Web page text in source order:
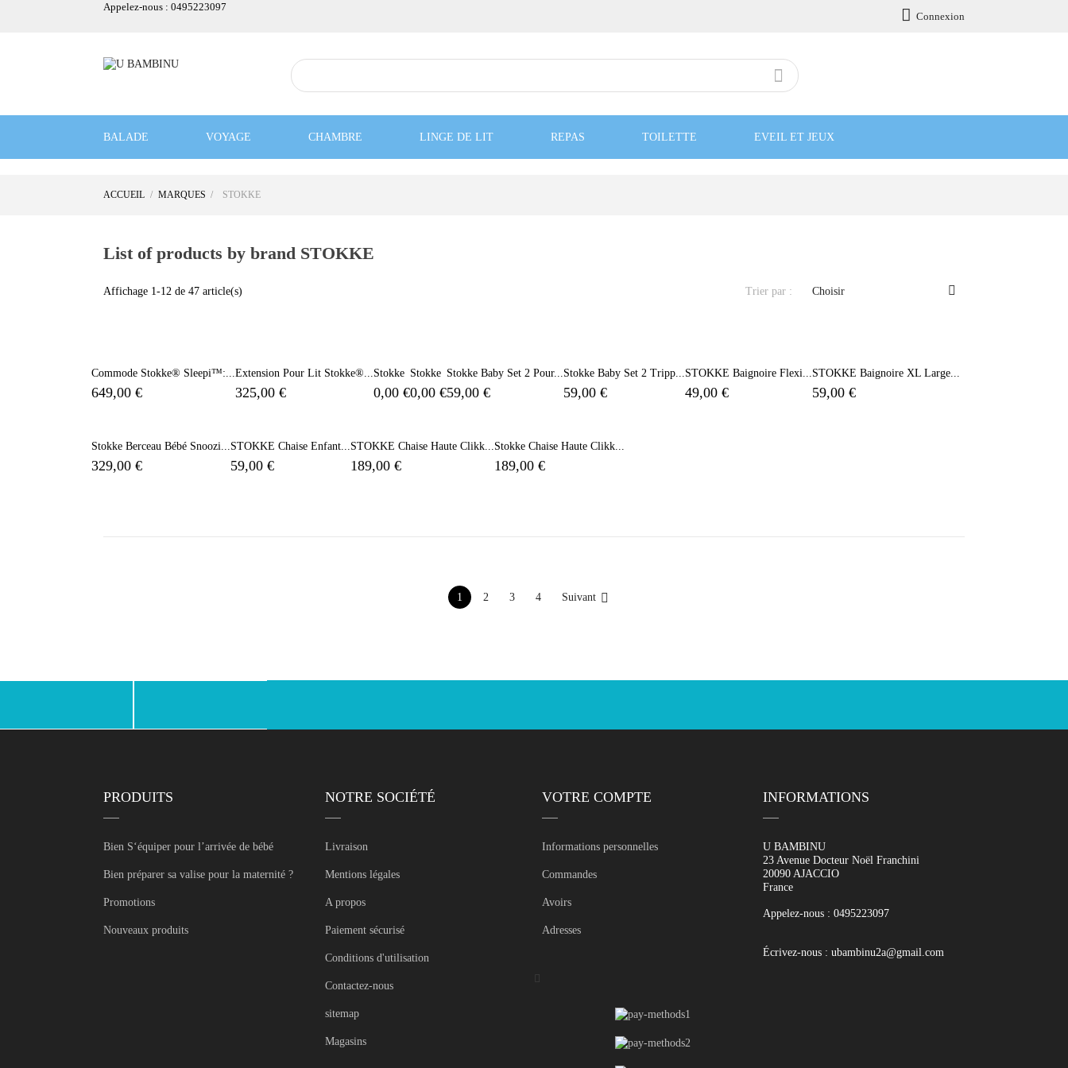
Appelez-nous : 0495223097  Connexion

BALADE VOYAGE CHAMBRE LINGE DE LIT REPAS TOILETTE EVEIL ET JEUX
ACCUEIL MARQUES STOKKE
List of products by brand STOKKE
Affichage 1-12 de 47 article(s) Trier par : Choisir 
Commode Stokke® Sleepi™:...
649,00 €
Extension Pour Lit Stokke®...
325,00 €
Stokke
0,00 €
Stokke
0,00 €
Stokke Baby Set 2 Pour...
59,00 €
Stokke Baby Set 2 Tripp...
59,00 €
STOKKE Baignoire Flexi...
49,00 €
STOKKE Baignoire XL Large...
59,00 €
Stokke Berceau Bébé Snoozi...
329,00 €
STOKKE Chaise Enfant...
59,00 €
STOKKE Chaise Haute Clikk...
189,00 €
Stokke Chaise Haute Clikk...
189,00 €
1 2 3 4 Suivant 
PRODUITS
Bien S‘équiper pour l’arrivée de bébé
Bien préparer sa valise pour la maternité ?
Promotions
Nouveaux produits
NOTRE SOCIÉTÉ
Livraison
Mentions légales
A propos
Paiement sécurisé
Conditions d'utilisation
Contactez-nous
sitemap
Magasins
VOTRE COMPTE
Informations personnelles
Commandes
Avoirs
Adresses
INFORMATIONS
U BAMBINU
23 Avenue Docteur Noël Franchini
20090 AJACCIO
France
Appelez-nous : 0495223097
Écrivez-nous : ubambinu2a@gmail.com